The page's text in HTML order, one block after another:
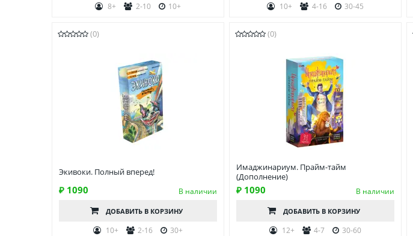
8+ 2-10 10+ 10+ 4-16 30-45
(0)
Экивоки. Полный вперед!
₽ 1090 В наличии
ДОБАВИТЬ В КОРЗИНУ
10+ 2-16 30+
(0)
Имаджинариум. Прайм-тайм
(Дополнение)
₽ 1090 В наличии
ДОБАВИТЬ В КОРЗИНУ
12+ 4-7 30-60